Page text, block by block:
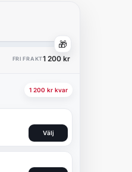
🎁
FRI FRAKT1 200 kr
1 200 kr kvar
Välj